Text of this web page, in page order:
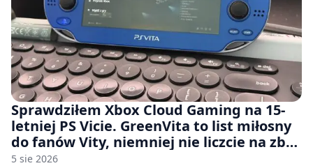
Sprawdziłem Xbox Cloud Gaming na 15-
letniej PS Vicie. GreenVita to list miłosny
do fanów Vity, niemniej nie liczcie na zbyt
wiele [FELIETON]
5 sie 2026